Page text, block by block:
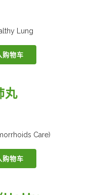
购物车
丸
购物车